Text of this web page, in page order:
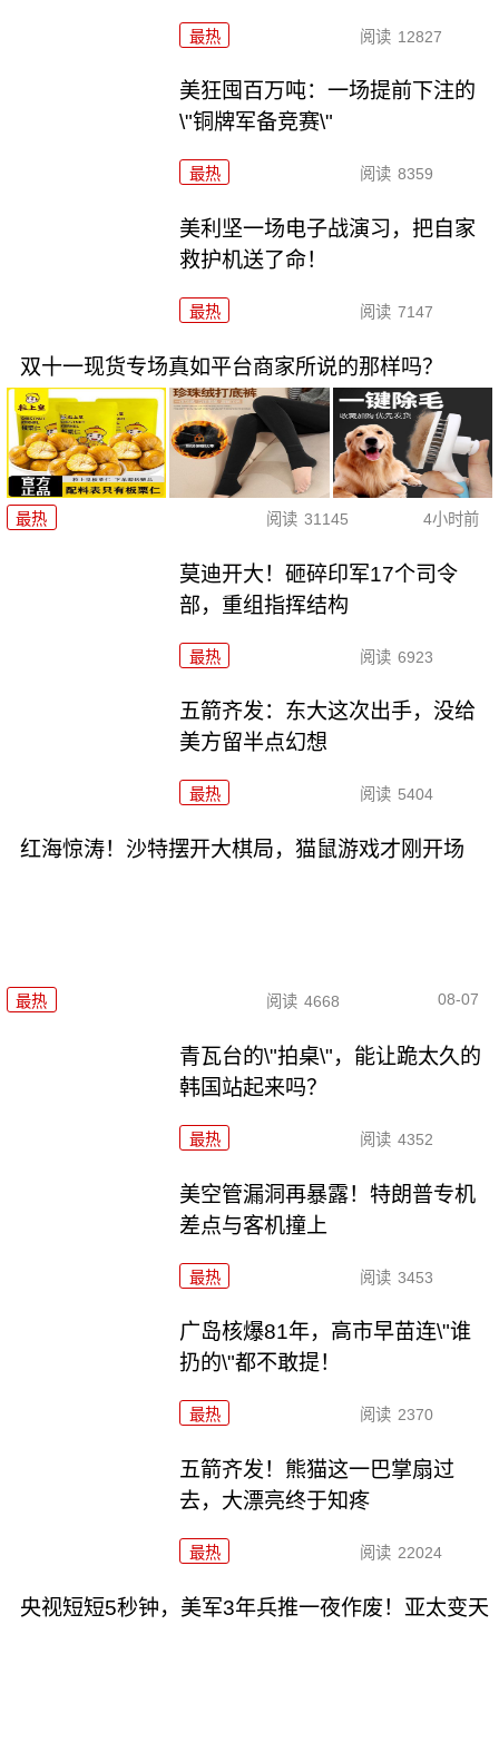
最热 阅读 12827
美狂囤百万吨：一场提前下注的
\"铜牌军备竞赛\"
最热 阅读 8359
美利坚一场电子战演习，把自家
救护机送了命！
最热 阅读 7147
双十一现货专场真如平台商家所说的那样吗？
最热 阅读 31145 4小时前
莫迪开大！砸碎印军17个司令
部，重组指挥结构
最热 阅读 6923
五箭齐发：东大这次出手，没给
美方留半点幻想
最热 阅读 5404
红海惊涛！沙特摆开大棋局，猫鼠游戏才刚开场
最热 阅读 4668 08-07
青瓦台的\"拍桌\"，能让跪太久的
韩国站起来吗？
最热 阅读 4352
美空管漏洞再暴露！特朗普专机
差点与客机撞上
最热 阅读 3453
广岛核爆81年，高市早苗连\"谁
扔的\"都不敢提！
最热 阅读 2370
五箭齐发！熊猫这一巴掌扇过
去，大漂亮终于知疼
最热 阅读 22024
央视短短5秒钟，美军3年兵推一夜作废！亚太变天